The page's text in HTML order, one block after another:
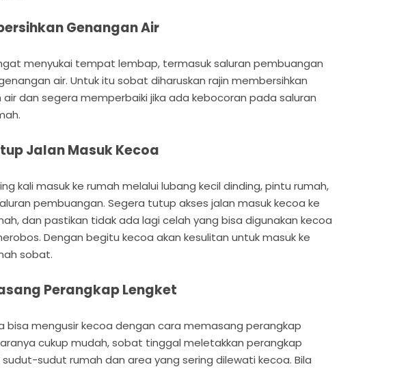
Genangan Air
menyukai tempat lembap, termasuk saluran pembuangan
air. Untuk itu sobat diharuskan rajin membersihkan
dan segera memperbaiki jika ada kebocoran pada saluran
Jalan Masuk Kecoa
kali masuk ke rumah melalui lubang kecil dinding, pintu rumah,
pembuangan. Segera tutup akses jalan masuk kecoa ke
dan pastikan tidak ada lagi celah yang bisa digunakan kecoa
Dengan begitu kecoa akan kesulitan untuk masuk ke
sobat.
Perangkap Lengket
bisa mengusir kecoa dengan cara memasang perangkap
cukup mudah, sobat tinggal meletakkan perangkap
sudut-sudut rumah dan area yang sering dilewati kecoa. Bila